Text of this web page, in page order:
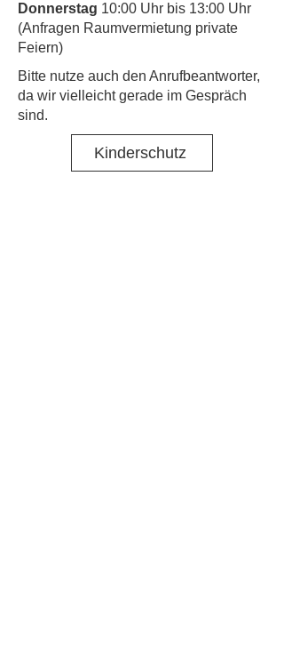
Donnerstag 10:00 Uhr bis 13:00 Uhr
(Anfragen Raumvermietung private
Feiern)
​Bitte nutze auch den Anrufbeantworter,
da wir vielleicht gerade im Gespräch
sind.
Kinderschutz